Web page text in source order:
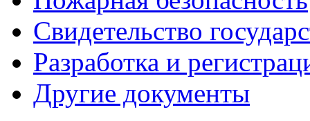
Свидетельство
Разработка и
Другие документы